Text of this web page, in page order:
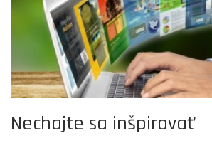
Nechajte sa inšpirovať